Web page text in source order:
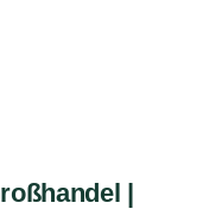
|